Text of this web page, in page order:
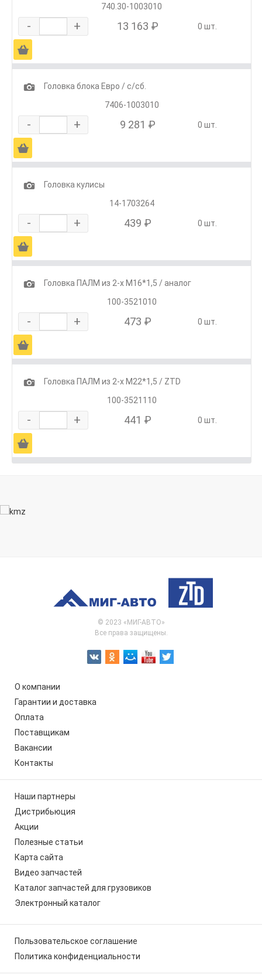
740.30-1003010
- + 13 163 ₽ 0 шт.
Ä
1
Головка блока Евро / с/сб.
7406-1003010
- + 9 281 ₽ 0 шт.
Ä
1
Головка кулисы
14-1703264
- + 439 ₽ 0 шт.
Ä
1
Головка ПАЛМ из 2-х М16*1,5 / аналог
100-3521010
- + 473 ₽ 0 шт.
Ä
1
Головка ПАЛМ из 2-х М22*1,5 / ZTD
100-3521110
- + 441 ₽ 0 шт.
Ä
© 2023 «МИГ-АВТО»
Все права защищены.
О компании
Гарантии и доставка
Оплата
Поставщикам
Вакансии
Контакты
Наши партнеры
Дистрибьюция
Акции
Полезные статьи
Карта сайта
Видео запчастей
Каталог запчастей для грузовиков
Электронный каталог
Пользовательское соглашение
Политика конфиденциальности